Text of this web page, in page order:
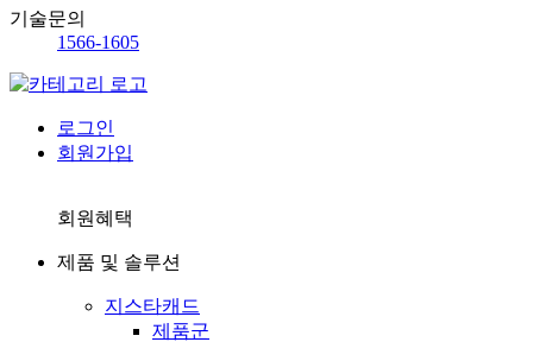
기술문의
1566-1605
로그인
회원가입
회원혜택
제품 및 솔루션
지스타캐드
제품군